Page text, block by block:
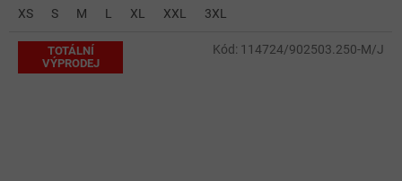
XS S M L XL XXL 3XL
TOTÁLNÍ
VÝPRODEJ
Kód: 114724/902503.250-M/J